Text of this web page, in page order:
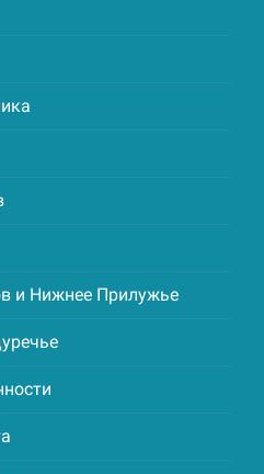
и Нижнее Прилужье